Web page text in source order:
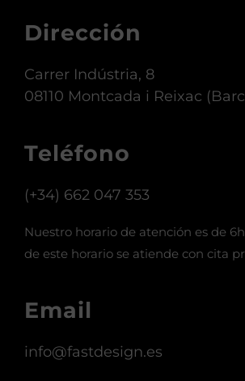
Dirección
Carrer Indústria, 8
08110 Montcada i Reixac
Teléfono
(+34) 662 047 353
Nuestro horario de atención es de
de este horario se atiende con cita
Email
info@fastdesign.es